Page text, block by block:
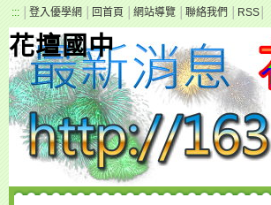
::: 登入優學網 回首頁 網站導覽 聯絡我們 RSS
花壇國中